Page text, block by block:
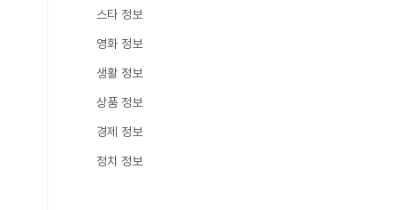
스타 정보
영화 정보
생활 정보
상품 정보
경제 정보
정치 정보